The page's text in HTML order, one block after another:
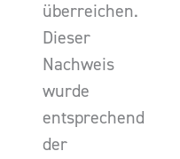
überreichen.
Dieser
Nachweis
wurde
entsprechend
der